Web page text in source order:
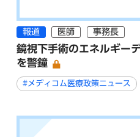
報道 医師 事務長
鏡視下手術のエネルギー
を警鐘
#メディコム医療政策ニュース